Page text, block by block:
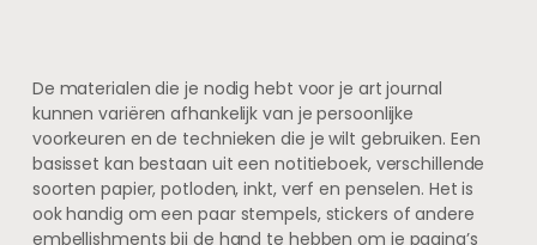
De materialen die je nodig hebt voor je art journal
kunnen variëren afhankelijk van je persoonlijke
voorkeuren en de technieken die je wilt gebruiken. Een
basisset kan bestaan uit een notitieboek, verschillende
soorten papier, potloden, inkt, verf en penselen. Het is
ook handig om een paar stempels, stickers of andere
embellishments bij de hand te hebben om je pagina’s